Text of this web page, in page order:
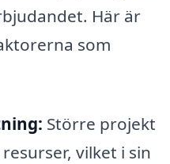
Här är
som
Större projekt
vilket i sin